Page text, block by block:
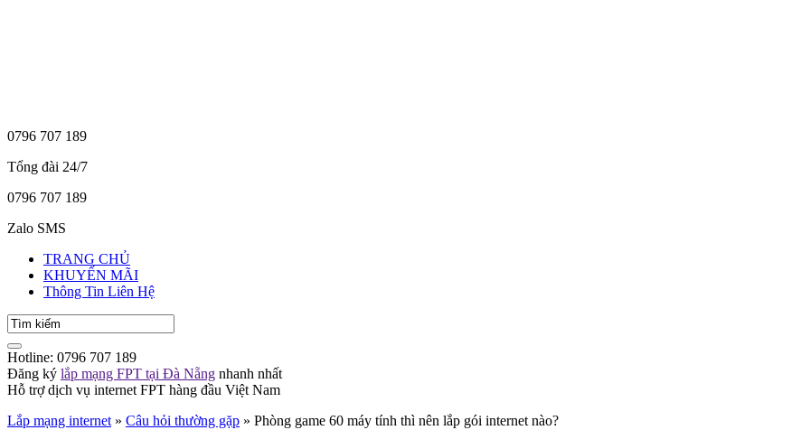
0796 707 189
Tổng đài 24/7
0796 707 189
Zalo SMS
TRANG CHỦ
KHUYẾN MÃI
Thông Tin Liên Hệ
Hotline: 0796 707 189
Đăng ký lắp mạng FPT tại Đà Nẵng nhanh nhất
Hỗ trợ dịch vụ internet FPT hàng đầu Việt Nam
Lắp mạng internet » Câu hỏi thường gặp » Phòng game 60 máy tính thì nên lắp gói internet nào?